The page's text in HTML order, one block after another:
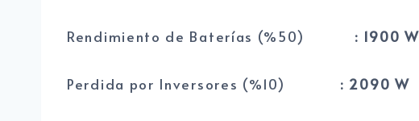
Rendimiento de Baterías (%50) : 1900 W
Perdida por Inversores (%10) : 2090 W